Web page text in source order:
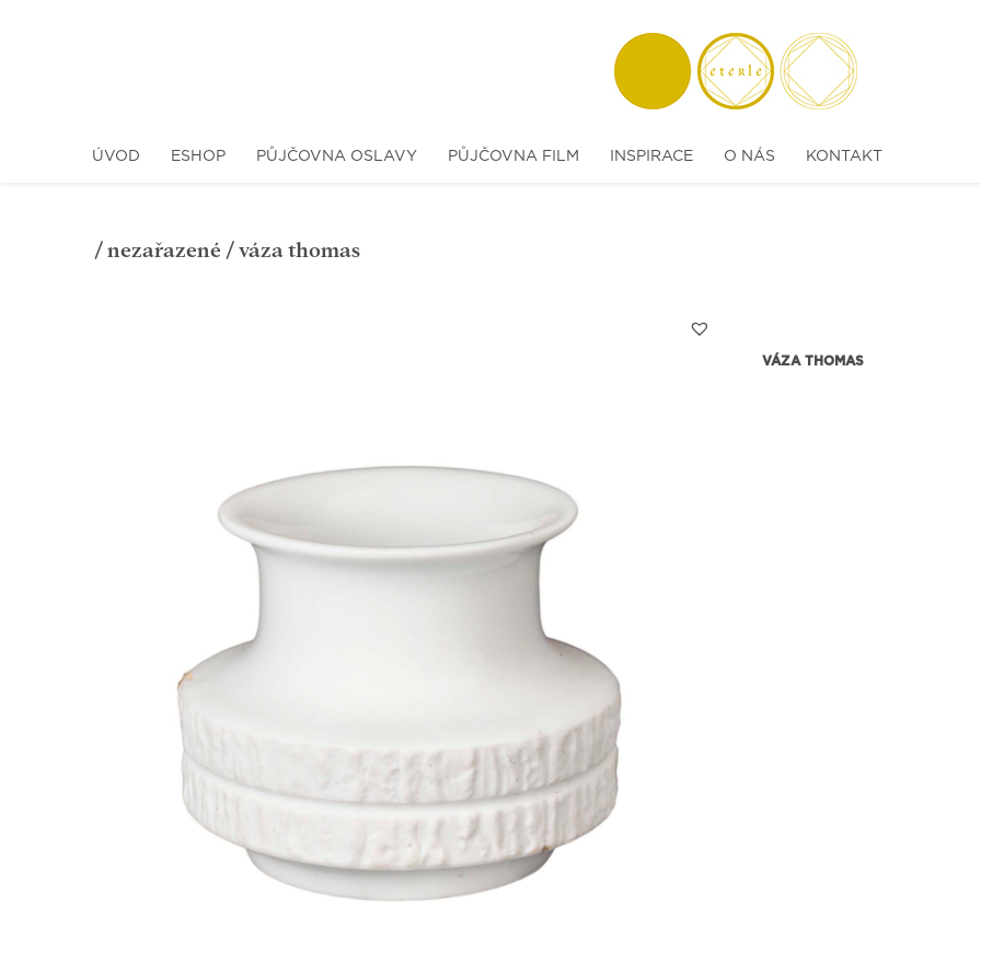
ÚVOD ESHOP PŮJČOVNA OSLAVY PŮJČOVNA FILM INSPIRACE O NÁS KONTAKT
/ nezařazené / váza thomas
VÁZA THOMAS